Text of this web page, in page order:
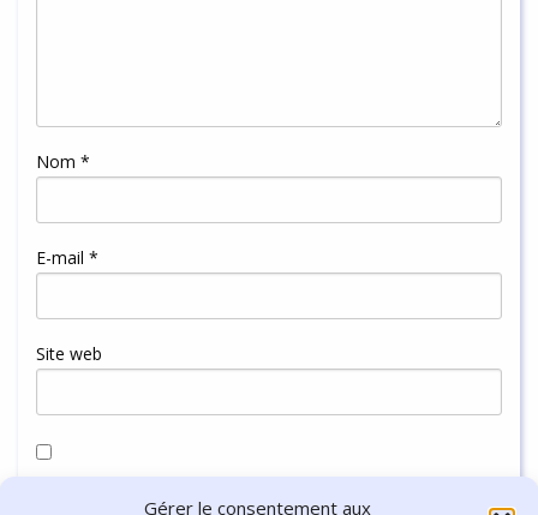
Gérer le consentement aux
Nom *
E-mail *
Site web